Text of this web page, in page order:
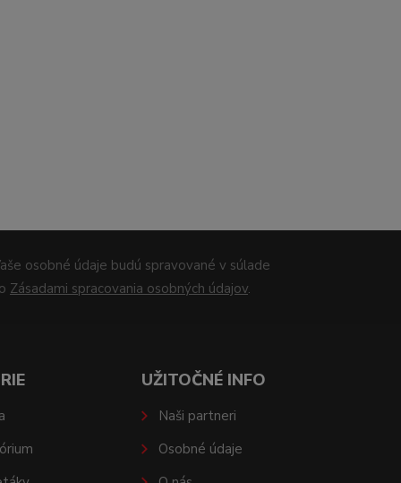
osobné údaje budú spravované v súlade
Zásadami spracovania osobných údajov.
UŽITOČNÉ INFO
Naši partneri
Osobné údaje